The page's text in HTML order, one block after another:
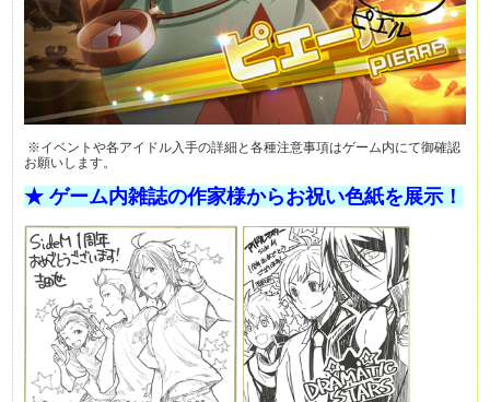
※イベントや各アイドル入手の詳細と各種注意事項はゲーム内にて御確認
お願いします。
★ ゲーム内雑誌の作家様からお祝い色紙を展示！